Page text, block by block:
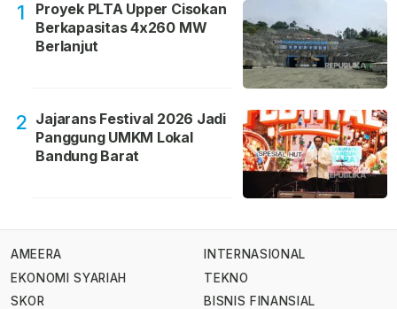
1
Proyek PLTA Upper Cisokan
Berkapasitas 4x260 MW
Berlanjut
2 Jajarans Festival 2026 Jadi
Panggung UMKM Lokal
Bandung Barat
AMEERA
EKONOMI SYARIAH
SKOR
INTERNASIONAL
TEKNO
BISNIS FINANSIAL